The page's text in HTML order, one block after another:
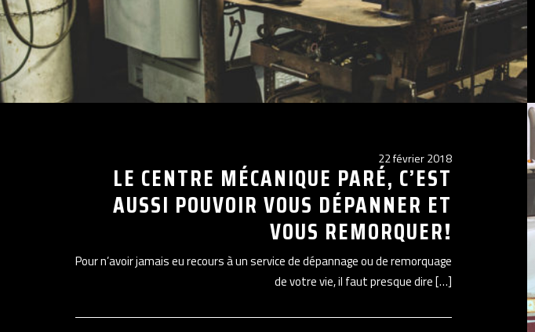
22 février 2018
LE CENTRE MÉCANIQUE PARÉ, C’EST
AUSSI POUVOIR VOUS DÉPANNER ET
VOUS REMORQUER!
Pour n’avoir jamais eu recours à un service de dépannage ou de remorquage
de votre vie, il faut presque dire […]